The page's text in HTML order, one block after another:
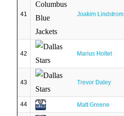
41 Joakim Lindstrom
42 Marius Holtet
43 Trevor Daley
44 Matt Greene